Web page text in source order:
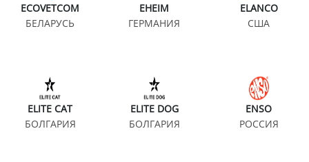
ECOVETCOM
БЕЛАРУСЬ
EHEIM
ГЕРМАНИЯ
ELANCO
США
ELITE CAT
БОЛГАРИЯ
ELITE DOG
БОЛГАРИЯ
ENSO
РОССИЯ